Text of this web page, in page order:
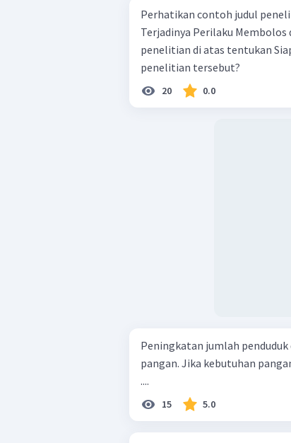
Perhatikan contoh judul penelitian sosial
Terjadinya Perilaku Membolos di SMA N 2
penelitian di atas tentukan
penelitian tersebut?
20 0.0
Peningkatan jumlah
pangan. Jika kebutuhan
....
15 5.0